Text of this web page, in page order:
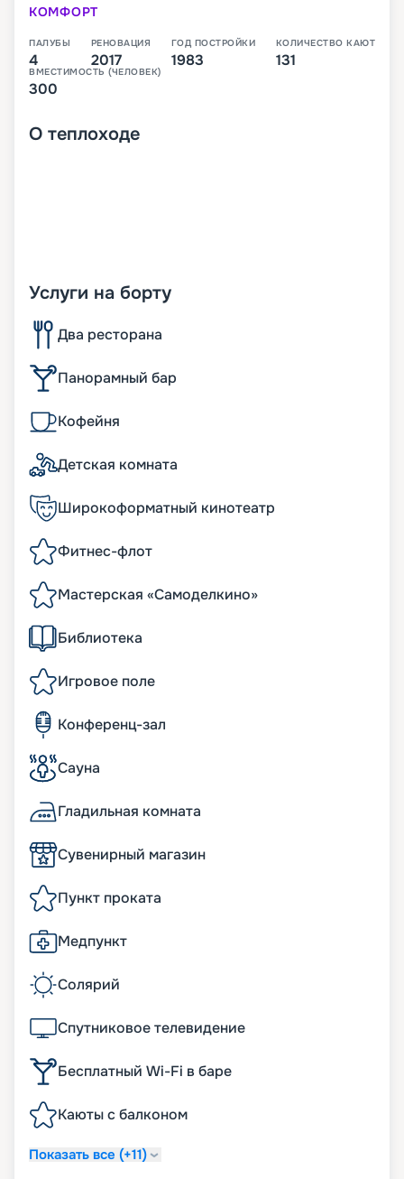
КОМФОРТ
ПАЛУБЫ
4
РЕНОВАЦИЯ
2017
ГОД ПОСТРОЙКИ
1983
КОЛИЧЕСТВО КАЮТ
131
ВМЕСТИМОСТЬ (ЧЕЛОВЕК)
300
О теплоходе
Услуги на борту
Два ресторана
Панорамный бар
Кофейня
Детская комната
Широкоформатный кинотеатр
Фитнес-флот
Мастерская «Самоделкино»
Библиотека
Игровое поле
Конференц-зал
Сауна
Гладильная комната
Сувенирный магазин
Пункт проката
Медпункт
Солярий
Спутниковое телевидение
Бесплатный Wi-Fi в баре
Каюты с балконом
Показать все (+11)